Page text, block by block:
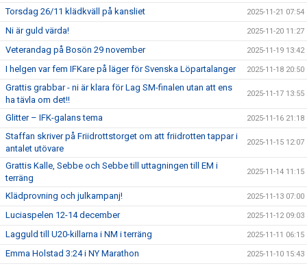
Torsdag 26/11 klädkväll på kansliet 2025-11-21 07:54
Ni är guld värda! 2025-11-20 11:27
Veterandag på Bosön 29 november 2025-11-19 13:42
I helgen var fem IFKare på läger för Svenska Löpartalanger 2025-11-18 20:50
Grattis grabbar - ni är klara för Lag SM-finalen utan att ens
ha tävla om det!!
2025-11-17 13:55
Glitter – IFK-galans tema 2025-11-16 21:18
Staffan skriver på Friidrottstorget om att friidrotten tappar i
antalet utövare
2025-11-15 12:07
Grattis Kalle, Sebbe och Sebbe till uttagningen till EM i
terräng
2025-11-14 11:15
Klädprovning och julkampanj! 2025-11-13 07:00
Luciaspelen 12-14 december 2025-11-12 09:03
Lagguld till U20-killarna i NM i terräng 2025-11-11 06:15
Emma Holstad 3:24 i NY Marathon 2025-11-10 15:43